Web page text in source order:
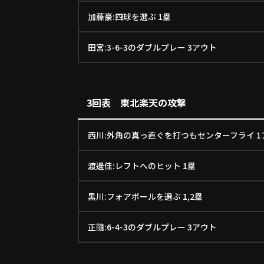
加藤豪:四球を選ぶ 1塁
田宮:3-6-3のダブルプレー 3アウト
3回表 東北楽天の攻撃
西川:外角の真っ直ぐを打つもセンターフライ 1
渡邊佳:レフトへのヒット 1塁
黒川:フォアボールを選ぶ 1,2塁
正隨:6-4-3のダブルプレー 3アウト